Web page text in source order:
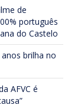
de
português
do Castelo
brilha no
AFVC é